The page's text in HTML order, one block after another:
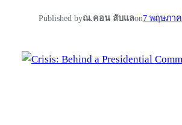
Published byณ.คอน ลับแลon7 พฤษภาค